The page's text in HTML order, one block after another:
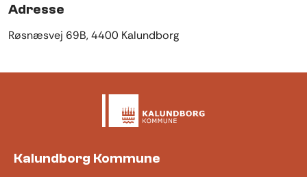
Adresse
Røsnæsvej 69B, 4400 Kalundborg
Kalundborg Kommune